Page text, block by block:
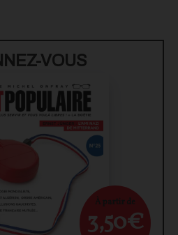
VOUS
À partir de
3,50€